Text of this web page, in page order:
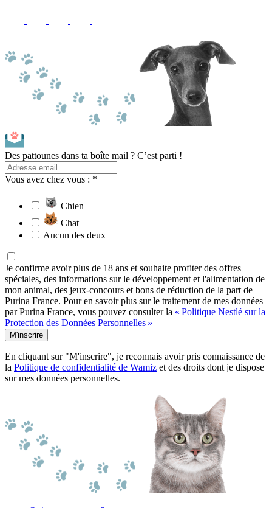
Des pattounes dans ta boîte mail ? C’est parti !
Vous avez chez vous : *
Chien
Chat
Aucun des deux
Je confirme avoir plus de 18 ans et souhaite profiter des offres
spéciales, des informations sur le développement et l'alimentation de
mon animal, des jeux-concours et bons de réduction de la part de
Purina France. Pour en savoir plus sur le traitement de mes données
par Purina France, vous pouvez consulter la « Politique Nestlé sur la
Protection des Données Personnelles »
M'inscrire
En cliquant sur "M'inscrire", je reconnais avoir pris connaissance de
la Politique de confidentialité de Wamiz et des droits dont je dispose
sur mes données personnelles.